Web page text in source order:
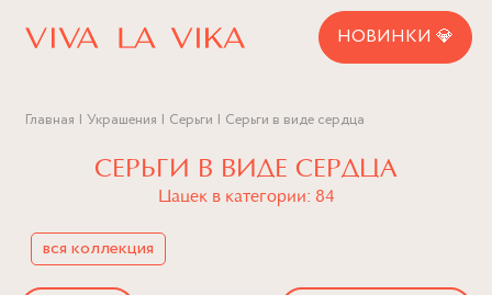
НОВИНКИ 💎
Главная Украшения Серьги Серьги в виде сердца
СЕРЬГИ В ВИДЕ СЕРДЦА
Цацек в категории: 84
вся коллекция